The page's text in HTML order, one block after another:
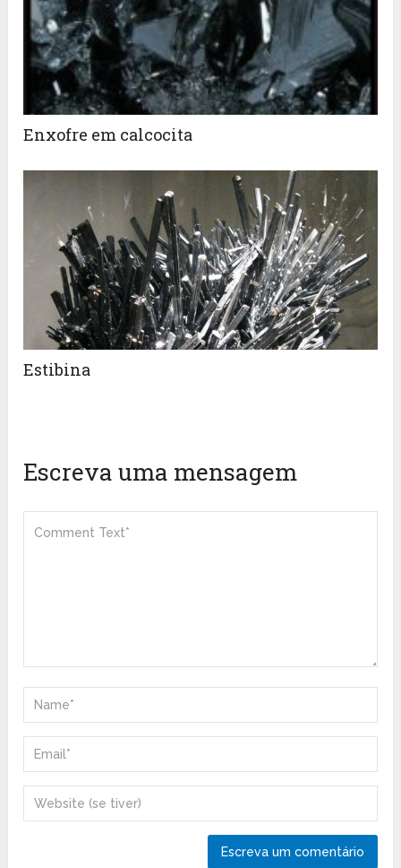
Enxofre em calcocita
Estibina
Escreva uma mensagem